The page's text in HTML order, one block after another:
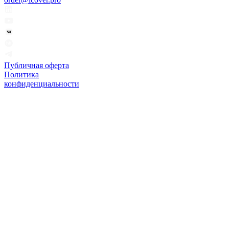
Публичная оферта
Политика
конфиденциальности